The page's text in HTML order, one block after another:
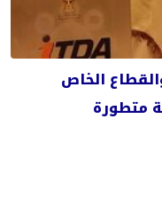
الخاص
متطورة